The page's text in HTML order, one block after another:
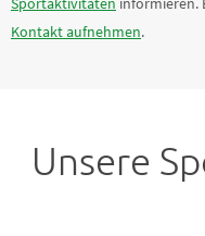
Kontakt aufnehmen.
Unsere